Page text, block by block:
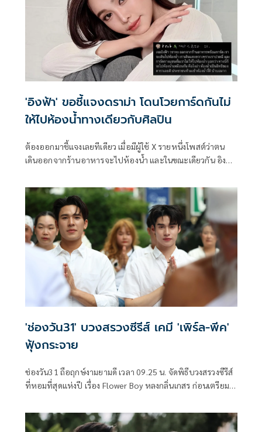
'อิงฟ้า' ขอชี้แจงดราม่า โดนโวยการ์ดกันไม่
ให้ไปห้องน้ำทางเดียวกับศิลปิน
ต้องออกมาชี้แจงเลยทีเดียว เมื่อมีผู้ใช้ X รายหนึ่งโพสต์ว่าตน
เดินออกจากร้านอาหารจะไปห้องน้ำ และในขณะเดียวกัน อิงฟ้า
บอกว่าทางนี้ก็จะไปห้องน้ำเหมือนกัน พร้อมทิ้งท้ายโพสต์ว่า
ห้องน้ำเป็นสิทธิของดารา ประชาชนห้ามเข้าเหรอ
'ช่องวัน31' บวงสรวงซีรีส์ เคมี 'เพิร์ล-พีค'
ฟุ้งกระจาย
ช่องวัน31 ถือฤกษ์งามยามดี เวลา 09.25 น. จัดพิธีบวงสรวงซีรีส์
ที่หอมที่สุดแห่งปี เรื่อง Flower Boy หลงกลิ่นเกสร ก่อนเตรียม
วัน31 นำทีมโดยผู้จัด หนุย-สุธาสินี บุศราพันธ์ และผู้กำกับ นุ่น-
หลักเขต วสิกชาติ, อ้า-สันติ ต่อวิวรรธน์